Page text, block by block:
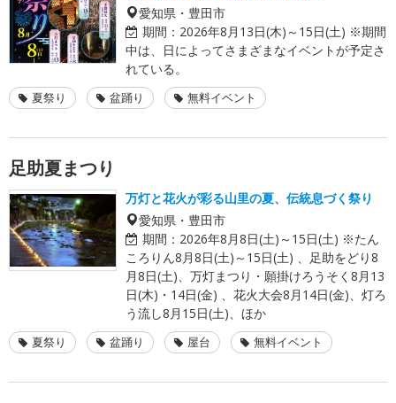
愛知県・豊田市
期間： 2026年8月13日(木)～15日(土) ※期間
中は、日によってさまざまなイベントが予定さ
れている。
夏祭り 盆踊り 無料イベント
足助夏まつり
万灯と花火が彩る山里の夏、伝統息づく祭り
愛知県・豊田市
期間： 2026年8月8日(土)～15日(土) ※たん
ころりん8月8日(土)～15日(土) 、足助をどり8
月8日(土)、万灯まつり・願掛けろうそく8月13
日(木)・14日(金) 、花火大会8月14日(金)、灯ろ
う流し8月15日(土)、ほか
夏祭り 盆踊り 屋台 無料イベント